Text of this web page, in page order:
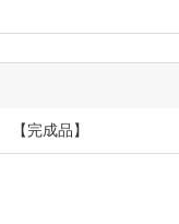
完成品】